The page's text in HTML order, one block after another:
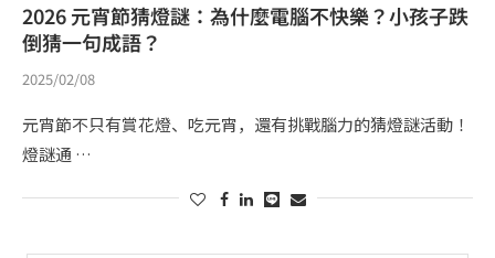
2026 元宵節猜燈謎：為什麼電腦不快樂？小孩子跌
倒猜一句成語？
2025/02/08
元宵節不只有賞花燈、吃元宵，還有挑戰腦力的猜燈謎活動！
燈謎通 …